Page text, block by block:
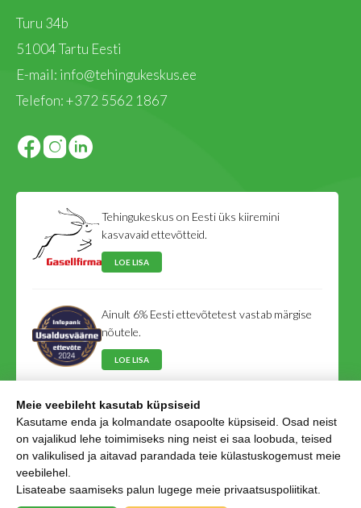
Turu 34b
51004 Tartu Eesti
E-mail: info@tehingukeskus.ee
Telefon:+372 5562 1867
Tehingukeskus on Eesti üks kiiremini
kasvavaid ettevõtteid.
LOE LISA
Ainult 6% Eesti ettevõtetest vastab märgise
nõutele.
LOE LISA
Tehingukeskus on Eesti Võlausaldajate Liidu
liige.
LOE LISA
Meie veebileht kasutab küpsiseid
Kasutame enda ja kolmandate osapoolte küpsiseid. Osad neist
on vajalikud lehe toimimiseks ning neist ei saa loobuda, teised
on valikulised ja aitavad parandada teie külastuskogemust meie
veebilehel.
Lisateabe saamiseks palun lugege meie privaatsuspoliitikat